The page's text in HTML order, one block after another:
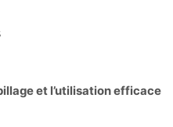
et l’utilisation efficace